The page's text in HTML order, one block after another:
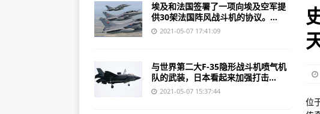
俄罗斯Su-57战斗机发出神秘声音 吓坏了莫斯科居
大型民机多支柱车架式起落架收放试验完成
2020年民航通航飞行控制与航空机电技术发展回顾
美国增加12架战斗机以保护阿富汗撤军
两党议员支持F-35战斗机计划
位
埃及和法国签署了一项向埃及空军提
供30架法国阵风战斗机的协议。...
2021-05-07 17:41:09
与世界第二大F-35隐形战斗机喷气机
队的武装，日本看起来加强打击...
2021-05-07 15:37:44